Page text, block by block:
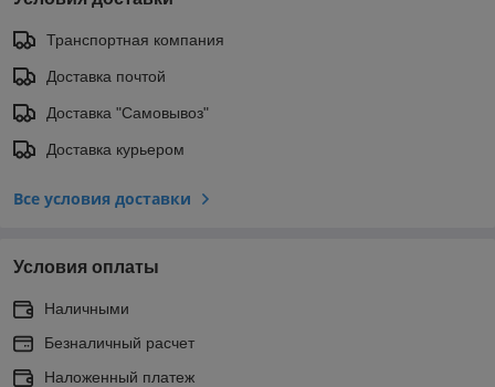
Транспортная компания
Доставка почтой
Доставка "Самовывоз"
Доставка курьером
Все условия доставки
Условия оплаты
Наличными
Безналичный расчет
Наложенный платеж